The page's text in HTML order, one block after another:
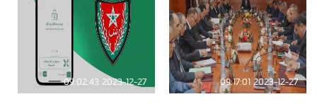
2023-12-27 09:17:01
2023-12-27 09:02:43